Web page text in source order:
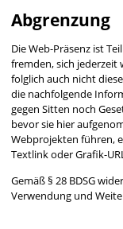
Abgrenzung
Die Web-Präsenz ist
fremden, sich jederzeit
folglich auch nicht
die nachfolgende
gegen Sitten noch
bevor sie hier
Webprojekten führen,
Textlink oder Grafik-
Gemäß § 28 BDSG
Verwendung und